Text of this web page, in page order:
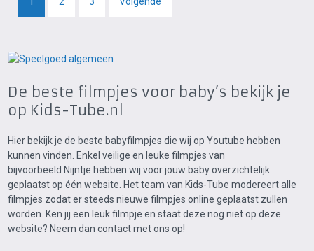
De beste filmpjes voor baby’s bekijk je
op Kids-Tube.nl
Hier bekijk je de beste babyfilmpjes die wij op Youtube hebben
kunnen vinden. Enkel veilige en leuke filmpjes van
bijvoorbeeld Nijntje hebben wij voor jouw baby overzichtelijk
geplaatst op één website. Het team van Kids-Tube modereert alle
filmpjes zodat er steeds nieuwe filmpjes online geplaatst zullen
worden. Ken jij een leuk filmpje en staat deze nog niet op deze
website? Neem dan contact met ons op!